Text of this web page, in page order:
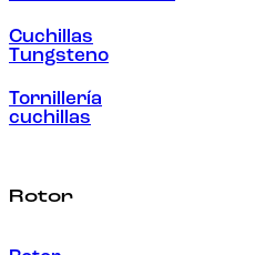
Cuchillas
Tungsteno
Tornillería
cuchillas
Rotor